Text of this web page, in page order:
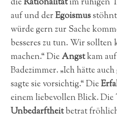
auf und derEgoismus
würde gern zur Sache
besseres zu tun. Wir sollten
machen.“ DieAngstkam
Badezimmer. „Ich hätte
sagte sie vorsichtig.“ Die
einem liebevollen Blick.
Unbedarftheitbetrat